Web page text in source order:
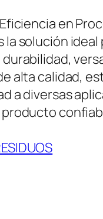
en
la solución
alta calidad,
a diversas